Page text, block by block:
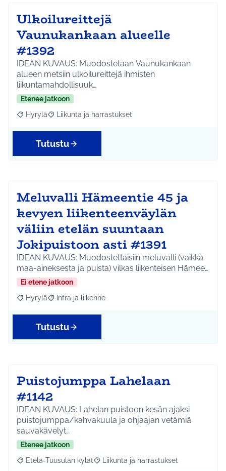
Ulkoilureittejä
Vaunukankaan alueelle
#1392
IDEAN KUVAUS: Muodostetaan Vaunukankaan
alueen metsiin ulkoilureittejä ihmisten
liikuntamahdollisuuk…
Etenee jatkoon
Rajaa tulokset aihepiirin mukaan: Hyrylä
Hyrylä Rajaa tulokset teeman mukaan: Liikunta ja
Liikunta ja harrastukset
Tutustu
Meluvalli Hämeentie 45 ja
kevyen liikenteenväylän
väliin etelän suuntaan
Jokipuistoon asti #1391
IDEAN KUVAUS: Muodostettaisiin meluvalli (vaikka
maa-aineksesta ja puista) vilkas liikenteisen Hämee…
Ei etene jatkoon
Rajaa tulokset aihepiirin mukaan: Hyrylä
Hyrylä Rajaa tulokset teeman mukaan: Infra ja liikenne
Infra ja liikenne
Tutustu
Puistojumppa Lahelaan
#1142
IDEAN KUVAUS: Lahelan puistoon kesän ajaksi
puistojumppa/kahvakuula ja ohjaajan vetämiä
sauvakävelyt…
Etenee jatkoon
Rajaa tulokset aihepiirin mukaan: Etelä-Tuusulan kylät
Etelä-Tuusulan kylät Rajaa tulokset teeman mukaan:
Liikunta ja harrastukset